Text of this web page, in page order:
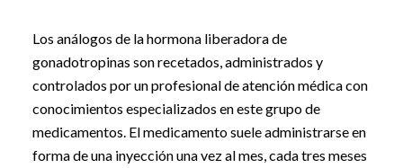
Los análogos de la hormona liberadora de
gonadotropinas son recetados, administrados y
controlados por un profesional de atención médica con
conocimientos especializados en este grupo de
medicamentos. El medicamento suele administrarse en
forma de una inyección una vez al mes, cada tres meses